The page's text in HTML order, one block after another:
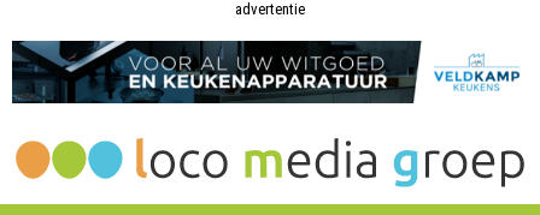
Groep
Groep
advertentie